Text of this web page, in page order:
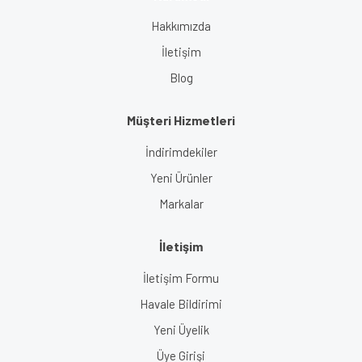
Hakkımızda
İletişim
Blog
Müşteri Hizmetleri
İndirimdekiler
Yeni Ürünler
Markalar
İletişim
İletişim Formu
Havale Bildirimi
Yeni Üyelik
Üye Girişi